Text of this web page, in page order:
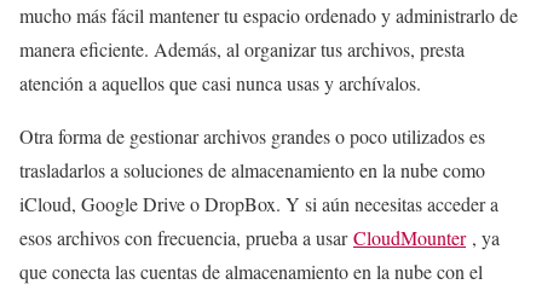
mucho más fácil mantener tu espacio ordenado y administrarlo de
manera eficiente. Además, al organizar tus archivos, presta
atención a aquellos que casi nunca usas y archívalos.
Otra forma de gestionar archivos grandes o poco utilizados es
trasladarlos a soluciones de almacenamiento en la nube como
iCloud, Google Drive o DropBox. Y si aún necesitas acceder a
esos archivos con frecuencia, prueba a usarCloudMounter, ya
que conecta las cuentas de almacenamiento en la nube con el